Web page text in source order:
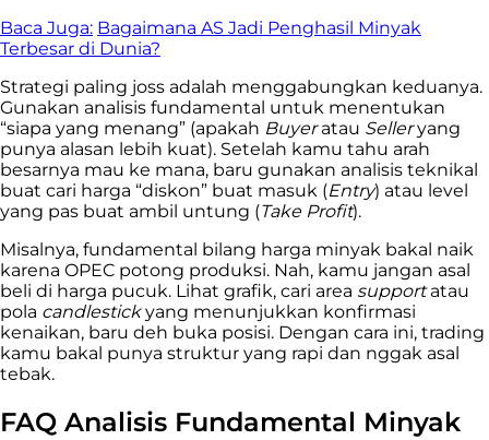
Baca Juga: Bagaimana AS Jadi Penghasil Minyak
Terbesar di Dunia?
Strategi paling joss adalah menggabungkan keduanya.
Gunakan analisis fundamental untuk menentukan
“siapa yang menang” (apakah Buyeratau Selleryang
punya alasan lebih kuat). Setelah kamu tahu arah
besarnya mau ke mana, baru gunakan analisis teknikal
buat cari harga “diskon” buat masuk (Entry) atau level
yang pas buat ambil untung (Take Profit).
Misalnya, fundamental bilang harga minyak bakal naik
karena OPEC potong produksi. Nah, kamu jangan asal
beli di harga pucuk. Lihat grafik, cari area supportatau
pola candlestickyang menunjukkan konfirmasi
kenaikan, baru deh buka posisi. Dengan cara ini, trading
kamu bakal punya struktur yang rapi dan nggak asal
tebak.
FAQ Analisis Fundamental Minyak